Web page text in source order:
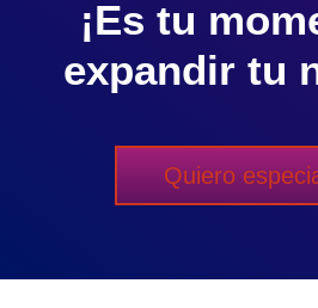
¡Es tu
expandir tu